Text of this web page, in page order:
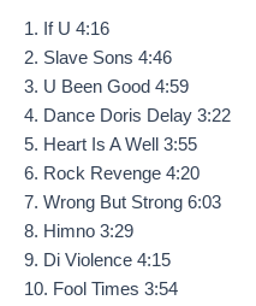
1. If U 4:16
2. Slave Sons 4:46
3. U Been Good 4:59
4. Dance Doris Delay 3:22
5. Heart Is A Well 3:55
6. Rock Revenge 4:20
7. Wrong But Strong 6:03
8. Himno 3:29
9. Di Violence 4:15
10. Fool Times 3:54